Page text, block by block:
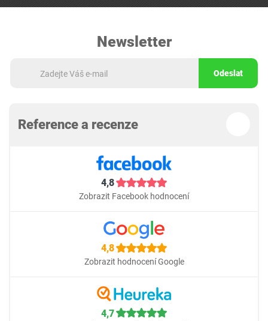
Newsletter
Odeslat
Reference a recenze
4,8
Zobrazit Facebook hodnocení
4,8
Zobrazit hodnocení Google
4,7